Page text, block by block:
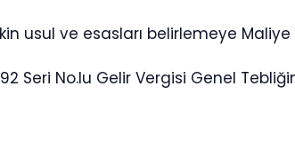
usul ve esasları belirlemeye Maliye
Seri No.lu Gelir Vergisi Genel